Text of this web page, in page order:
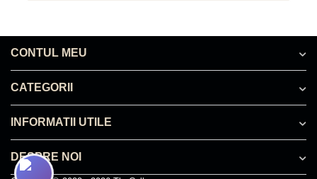
CONTUL MEU
CATEGORII
INFORMATII UTILE
DESPRE NOI